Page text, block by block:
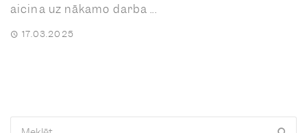
aicina uz nākamo darba ...
17.03.2025